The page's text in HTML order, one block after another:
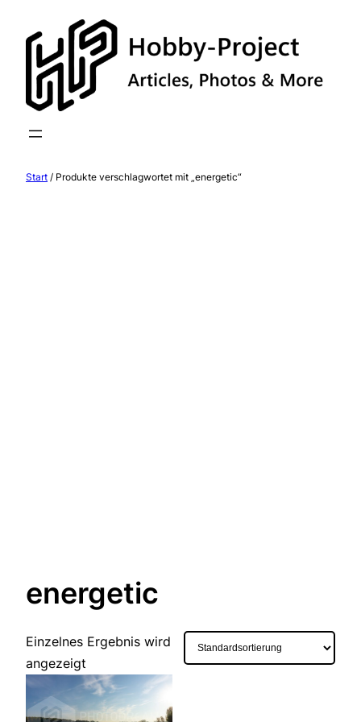
Inhalt
springen
Start / Produkte verschlagwortet mit „energetic“
energetic
Einzelnes Ergebnis wird
angezeigt